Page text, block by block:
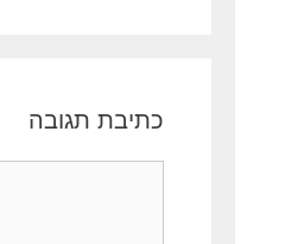
כתיבת תגובה